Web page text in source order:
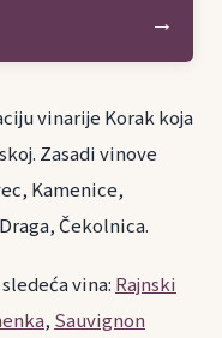
→
vinarije Korak koja
Zasadi vinove
Kamenice,
Čekolnica.
vina:Rajnski
,Sauvignon